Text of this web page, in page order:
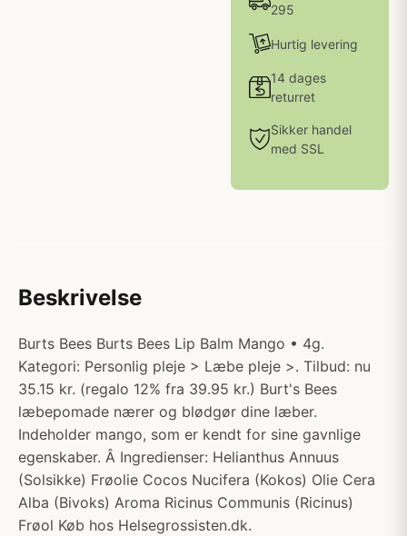
295
Hurtig levering
14 dages
returret
Sikker handel
med SSL
Beskrivelse
Burts Bees Burts Bees Lip Balm Mango • 4g.
Kategori: Personlig pleje > Læbe pleje >. Tilbud: nu
35.15 kr. (regalo 12% fra 39.95 kr.) Burt's Bees
læbepomade nærer og blødgør dine læber.
Indeholder mango, som er kendt for sine gavnlige
egenskaber. Â Ingredienser: Helianthus Annuus
(Solsikke) Frøolie Cocos Nucifera (Kokos) Olie Cera
Alba (Bivoks) Aroma Ricinus Communis (Ricinus)
Frøol Køb hos Helsegrossisten.dk.